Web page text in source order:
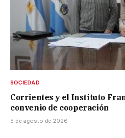
SOCIEDAD
Corrientes y el Instituto
convenio de cooperación
5 de agosto de 2026